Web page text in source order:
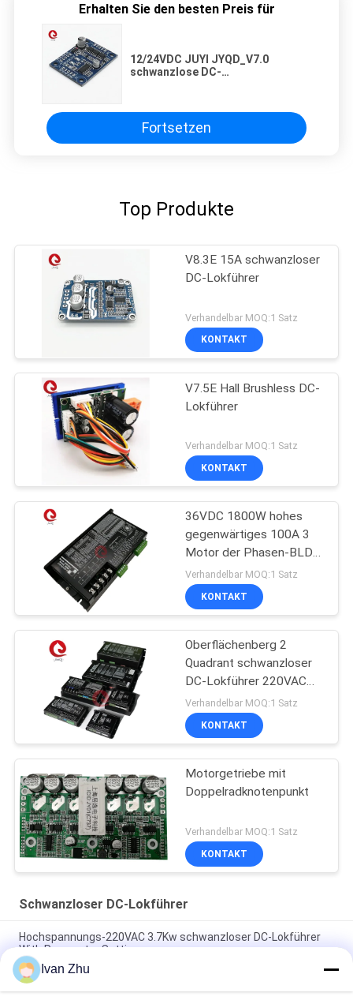
Erhalten Sie den besten Preis für
12/24VDC JUYI JYQD_V7.0
schwanzlose DC-
~57mm BLDC Hal Motorl
Fortsetzen
Top Produkte
V8.3E 15A schwanzloser
DC-Lokführer
Verhandelbar MOQ:1 Satz
KONTAKT
V7.5E Hall Brushless DC-
Lokführer
Verhandelbar MOQ:1 Satz
KONTAKT
36VDC 1800W hohes
gegenwärtiges 100A 3
Motor der Phasen-BLDC
mit Hall Sensors
Verhandelbar MOQ:1 Satz
KONTAKT
Oberflächenberg 2
Quadrant schwanzloser
DC-Lokführer 220VAC
110VAC
Verhandelbar MOQ:1 Satz
KONTAKT
Motorgetriebe mit
Doppelradknotenpunkt
Verhandelbar MOQ:1 Satz
KONTAKT
Schwanzloser DC-Lokführer
Hochspannungs-220VAC 3.7Kw schwanzloser DC-Lokführer
With Parameter Settings
Kühlkörper kein Hall Brushless DC-Lokführer-Speed Motor
Controller-Brett
Ivan Zhu